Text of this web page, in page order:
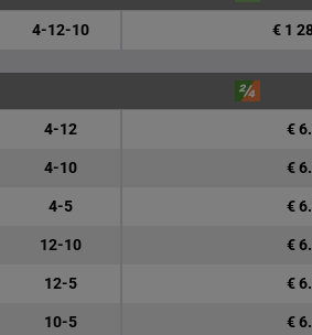
4-12-10 € 1
4-12 €
4-10 €
4-5 €
12-10 €
12-5 €
10-5 €